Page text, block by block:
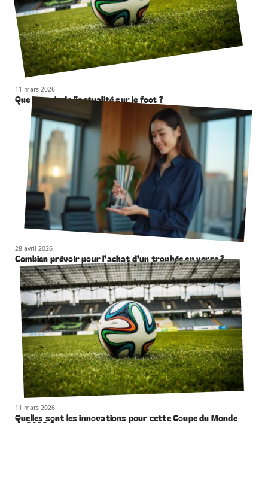
11 mars 2026
Que retenir de l’actualité sur le foot ?
28 avril 2026
Combien prévoir pour l’achat d’un trophée en verre ?
11 mars 2026
Quelles sont les innovations pour cette Coupe du Monde
de 2022 ?